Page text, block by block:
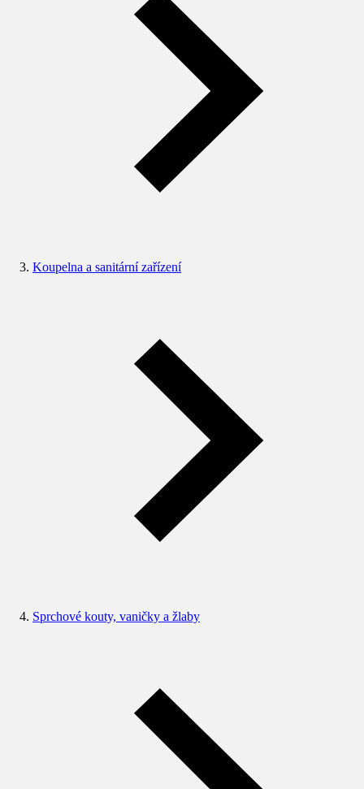
Koupelna a sanitární zařízení
Sprchové kouty, vaničky a žlaby